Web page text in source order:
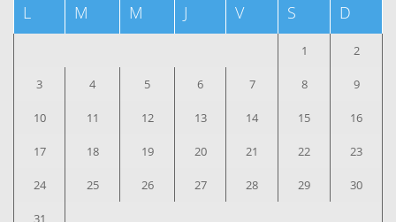
L M M J V S D
1 2
3 4 5 6 7 8 9
10 11 12 13 14 15 16
17 18 19 20 21 22 23
24 25 26 27 28 29 30
31